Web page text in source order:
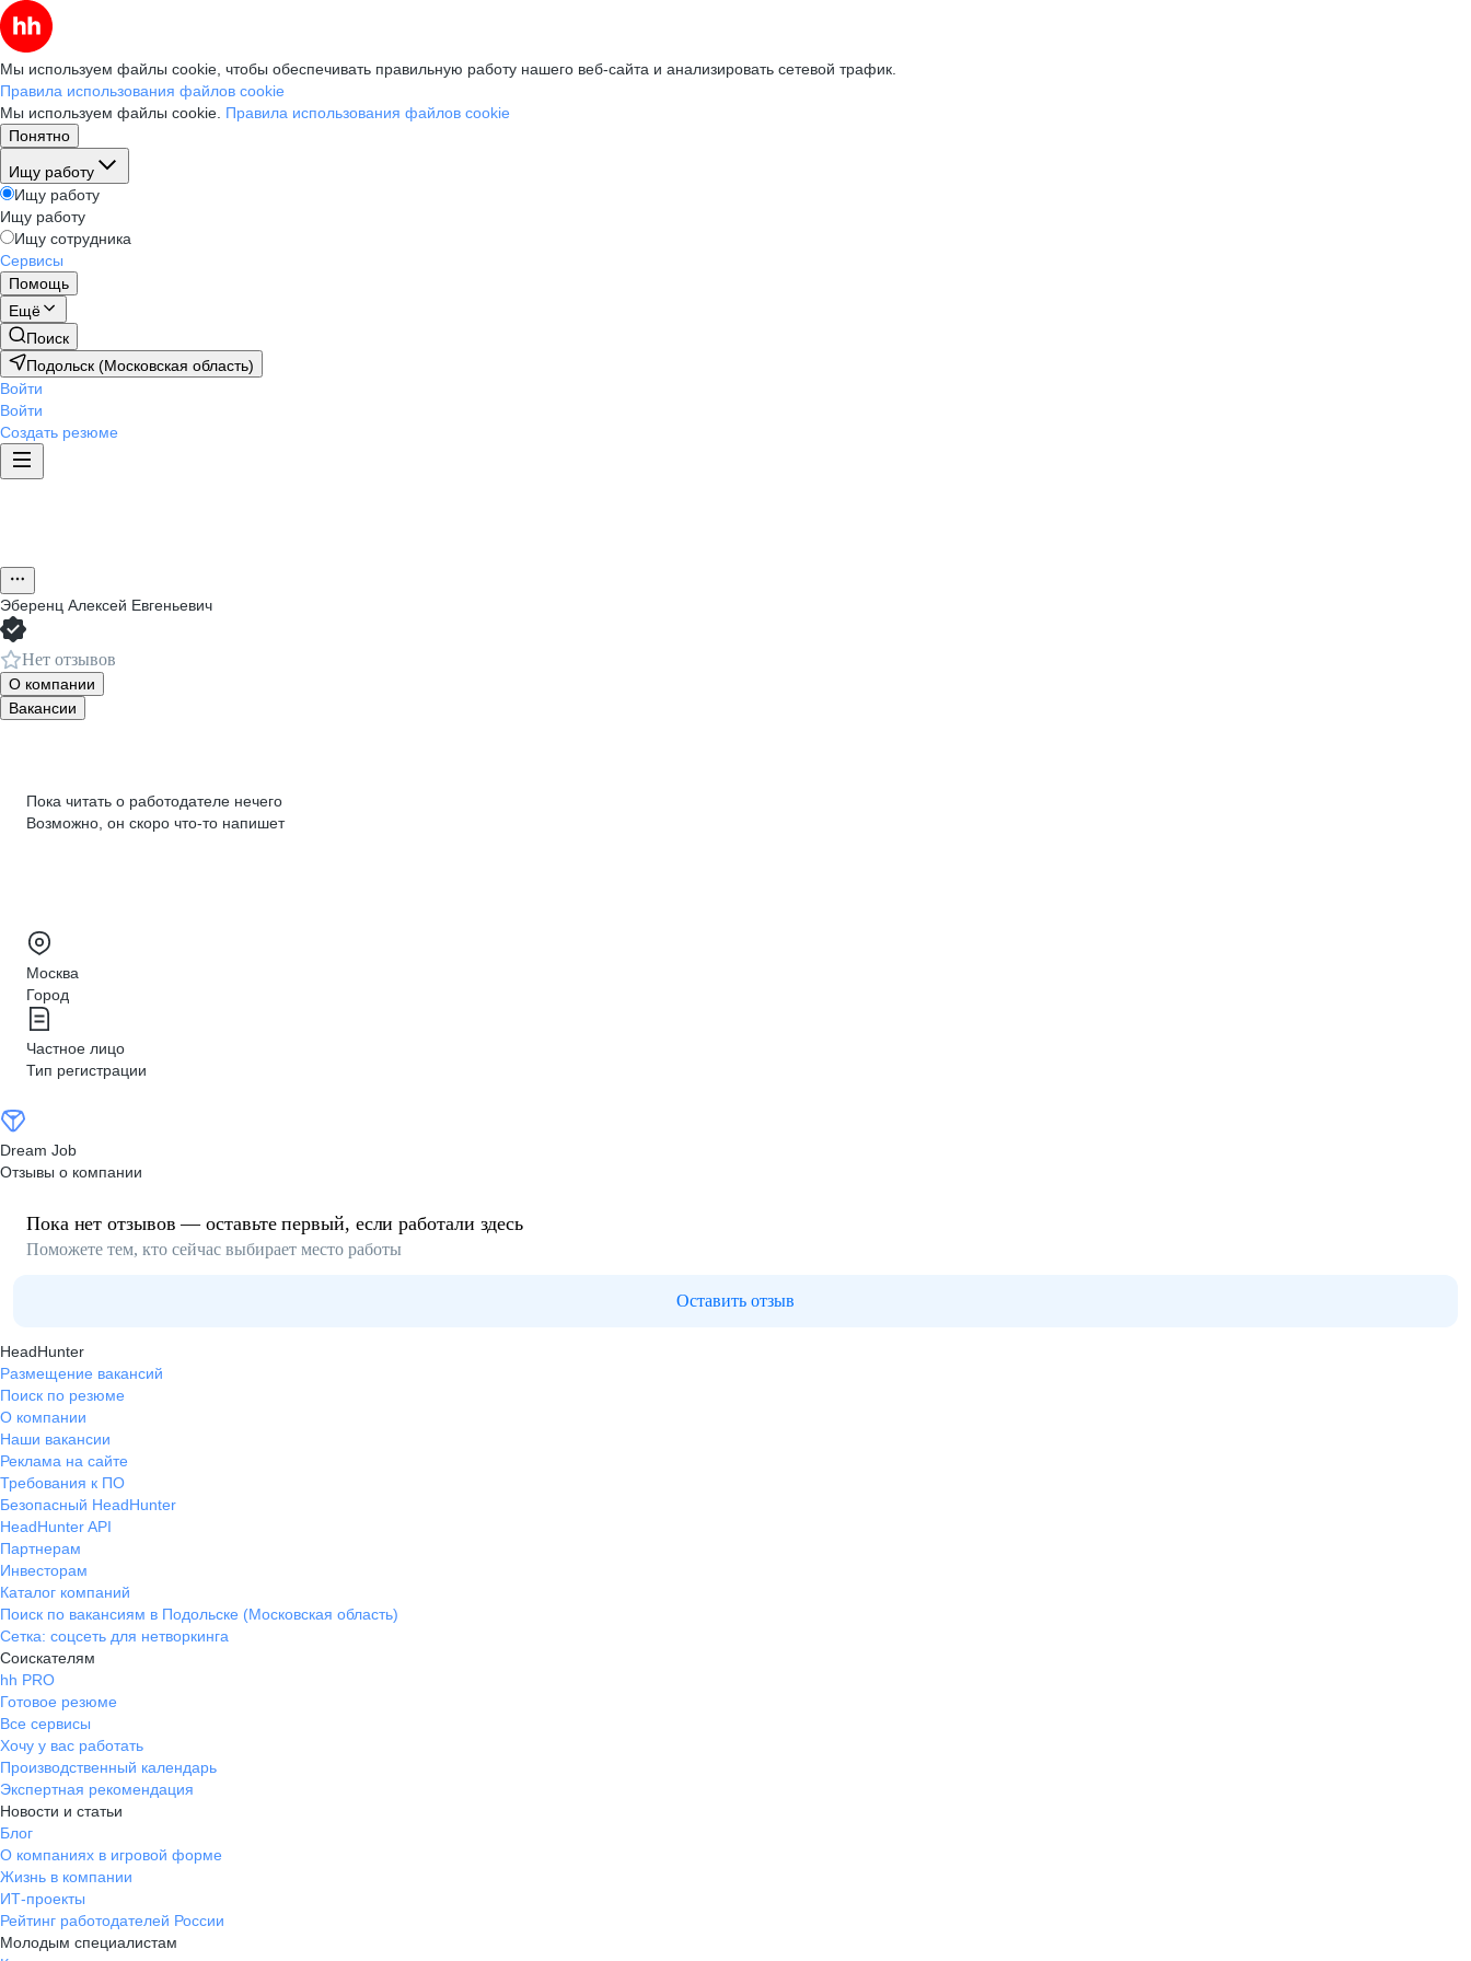
Мы используем файлы cookie, чтобы обеспечивать правильную работу нашего веб-сайта и анализировать сетевой трафик.
Правила использования файлов cookie
Мы используем файлы cookie. Правила использования файлов cookie
Понятно
Ищу работу
Ищу работу
Ищу работу
Ищу сотрудника
Сервисы
Помощь
Ещё
Поиск
Подольск (Московская область)
Войти
Войти
Создать резюме
Эберенц Алексей Евгеньевич
Нет отзывов
О компании
Вакансии
Пока читать о работодателе нечего
Возможно, он скоро что‑то напишет
Москва
Город
Частное лицо
Тип регистрации
Dream Job
Отзывы о компании
Пока нет отзывов — оставьте первый, если работали здесь
Поможете тем, кто сейчас выбирает место работы
Оставить отзыв
HeadHunter
Размещение вакансий
Поиск по резюме
О компании
Наши вакансии
Реклама на сайте
Требования к ПО
Безопасный HeadHunter
HeadHunter API
Партнерам
Инвесторам
Каталог компаний
Поиск по вакансиям в Подольске (Московская область)
Сетка: соцсеть для нетворкинга
Соискателям
hh PRO
Готовое резюме
Все сервисы
Хочу у вас работать
Производственный календарь
Экспертная рекомендация
Новости и статьи
Блог
О компаниях в игровой форме
Жизнь в компании
ИТ-проекты
Рейтинг работодателей России
Молодым специалистам